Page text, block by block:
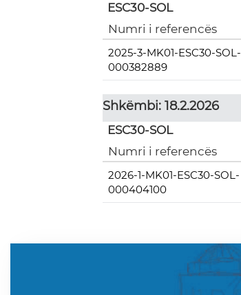
ESC30-SOL
Numri i referencës
2025-3-MK01-ESC30-SOL-
000382889
Shkëmbi: 18.2.2026
ESC30-SOL
Numri i referencës
2026-1-MK01-ESC30-SOL-
000404100